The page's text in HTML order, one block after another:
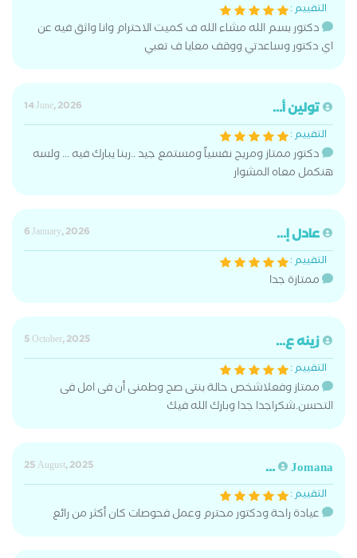
التقييم :
دكتور بسم الله مشاء الله ف كميت الاحترام وانا واثق فيه عن
اي دكتور وساعدتي ووقف معايا ف تعبي
تولين أ...
14 June, 2026
التقييم :
دكتور ممتاز ومريح نفسياً ومستمع جيد ..ربنا يبارك فيه ... ولسه
هنكمل معاه المشوار
عادل إ...
6 January, 2026
التقييم :
ممتازة جدا
زينه ع...
5 October, 2025
التقييم :
ممتاز وفعلاشخص حالة بنتى صح وطمنى أن فى امل فى
التحسن.شكراجدا جدا وبارك الله فيك
Jomana ...
25 August, 2025
التقييم :
عيادة راحة ودكتور محترم وعمل فحوصات كان أكثر من رائع